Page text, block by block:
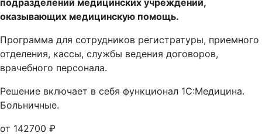
подразделений медицинских учреждений,
оказывающих медицинскую помощь.
Программа для сотрудников регистратуры, приемного
отделения, кассы, службы ведения договоров,
врачебного персонала.
Решение включает в себя функционал 1С:Медицина.
Больничные.
от 142700 ₽